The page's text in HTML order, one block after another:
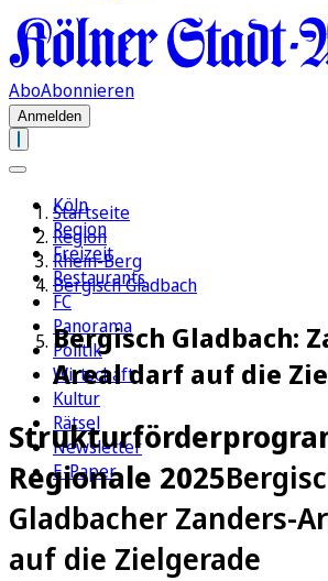
AboAbonnieren
Anmelden
Köln
Region
Freizeit
Restaurants
FC
Panorama
Politik
Wirtschaft
Kultur
Rätsel
Newsletter
E-Paper
Startseite
Region
Rhein-Berg
Bergisch Gladbach
Bergisch Gladbach:
Areal darf auf die
Regionale 2025
Gladbacher Zanders-
auf die Zielgerade